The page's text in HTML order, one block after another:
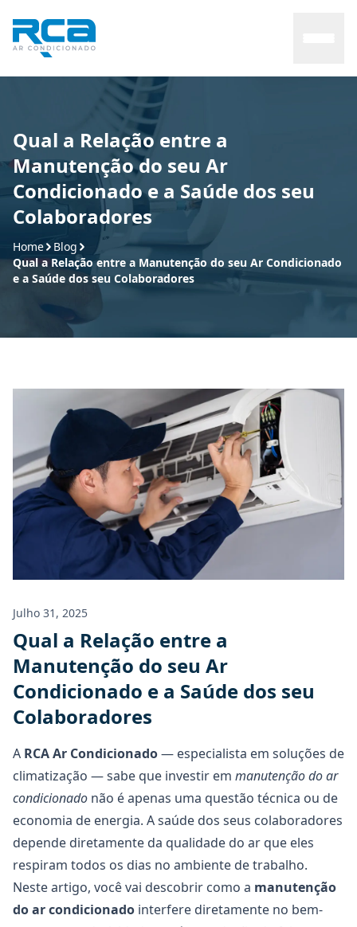
Sobre
Serviços
Manutenção
Orçamento
Qual a Relação entre a
Manutenção do seu Ar
Condicionado e a Saúde dos seu
Colaboradores
Home
Blog
Qual a Relação entre a Manutenção do seu Ar Condicionado
e a Saúde dos seu Colaboradores
Julho 31, 2025
Qual a Relação entre a
Manutenção do seu Ar
Condicionado e a Saúde dos seu
Colaboradores
A RCA Ar Condicionado— especialista em soluções de
climatização — sabe que investir em manutenção do ar
condicionado não é apenas uma questão técnica ou de
economia de energia. A saúde dos seus colaboradores
depende diretamente da qualidade do ar que eles
respiram todos os dias no ambiente de trabalho.
Neste artigo, você vai descobrir como a manutenção
do ar condicionado interfere diretamente no bem-